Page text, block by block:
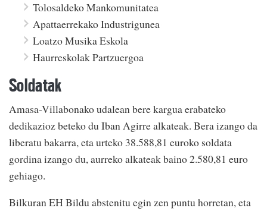
Tolosaldeko Mankomunitatea
Apattaerrekako Industrigunea
Loatzo Musika Eskola
Haurreskolak Partzuergoa
Soldatak
Amasa-Villabonako udalean bere kargua erabateko
dedikazioz beteko du Iban Agirre alkateak. Bera izango da
liberatu bakarra, eta urteko 38.588,81 euroko soldata
gordina izango du, aurreko alkateak baino 2.580,81 euro
gehiago.
Bilkuran EH Bildu abstenitu egin zen puntu horretan, eta